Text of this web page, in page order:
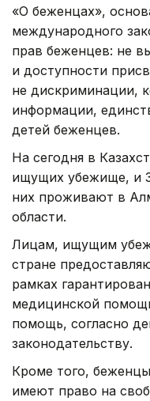
«О беженцах»,
международного
прав беженцев: не
и доступности
не дискриминации,
информации,
детей беженцев.
На сегодня в
ищущих убежище, и
них проживают в
области.
Лицам, ищущим
стране
рамках
медицинской
помощь, согласно
законодательству.
Кроме того,
имеют право на